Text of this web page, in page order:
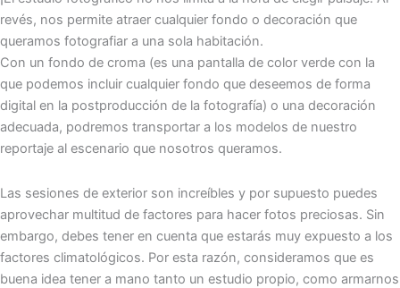
revés, nos permite atraer cualquier fondo o decoración que
queramos fotografiar a una sola habitación.
Con un fondo de croma (es una pantalla de color verde con la
que podemos incluir cualquier fondo que deseemos de forma
digital en la postproducción de la fotografía) o una decoración
adecuada, podremos transportar a los modelos de nuestro
reportaje al escenario que nosotros queramos.
Las sesiones de exterior son increíbles y por supuesto puedes
aprovechar multitud de factores para hacer fotos preciosas. Sin
embargo, debes tener en cuenta que estarás muy expuesto a los
factores climatológicos. Por esta razón, consideramos que es
buena idea tener a mano tanto un estudio propio, como armarnos